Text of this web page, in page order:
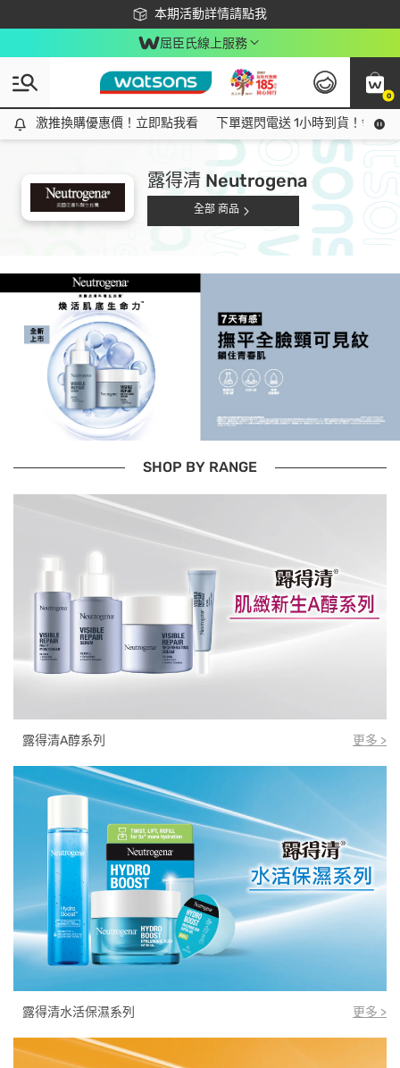
本期活動詳情請點我
下載app最高回饋$350
屈臣氏線上服務
0
激推換購優惠價！立即點我看
激推換購優惠價！立即點我看 下單選閃電送 1小時到貨！領神
露得清 Neutrogena
全部 商品
SHOP BY RANGE
露得清A醇系列 更多 >
露得清水活保濕系列 更多 >